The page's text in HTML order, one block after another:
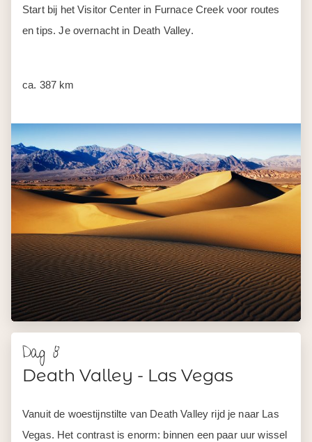
Dag 8
Vanuit de woestijnstilte van Death Valley rijd je naar Las
Vegas. Het contrast is enorm: binnen een paar uur wissel
je zandvlaktes in voor een skyline en neonlicht.
is veel meer dan alleen casino’s. De Strip
staat vol spectaculaire hotels, er zijn shows van
wereldniveau en de restaurantscene is verrassend goed.
Ook staat het bekend als paradijs om te winkelen in de
vele winkelcentra. Je verblijft hier 2 nachten, genoeg tijd
ca. 220 km